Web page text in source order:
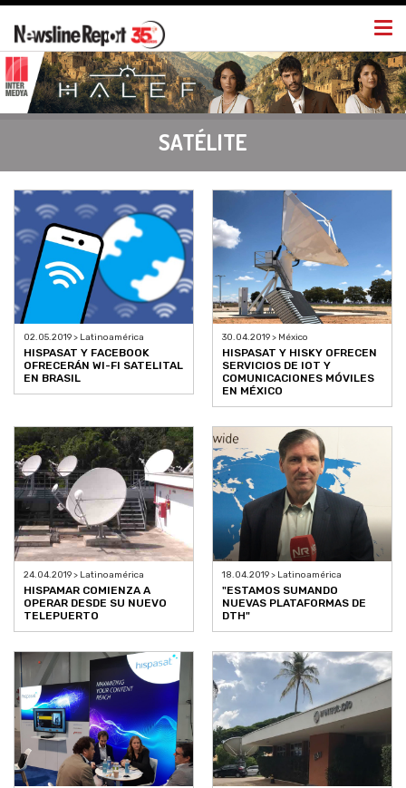
SATÉLITE
02.05.2019 > Latinoamérica
HISPASAT Y FACEBOOK
OFRECERÁN WI-FI SATELITAL
EN BRASIL
30.04.2019 > México
HISPASAT Y HISKY OFRECEN
SERVICIOS DE IOT Y
COMUNICACIONES MÓVILES
EN MÉXICO
24.04.2019 > Latinoamérica
HISPAMAR COMIENZA A
OPERAR DESDE SU NUEVO
TELEPUERTO
18.04.2019 > Latinoamérica
"ESTAMOS SUMANDO
NUEVAS PLATAFORMAS DE
DTH"